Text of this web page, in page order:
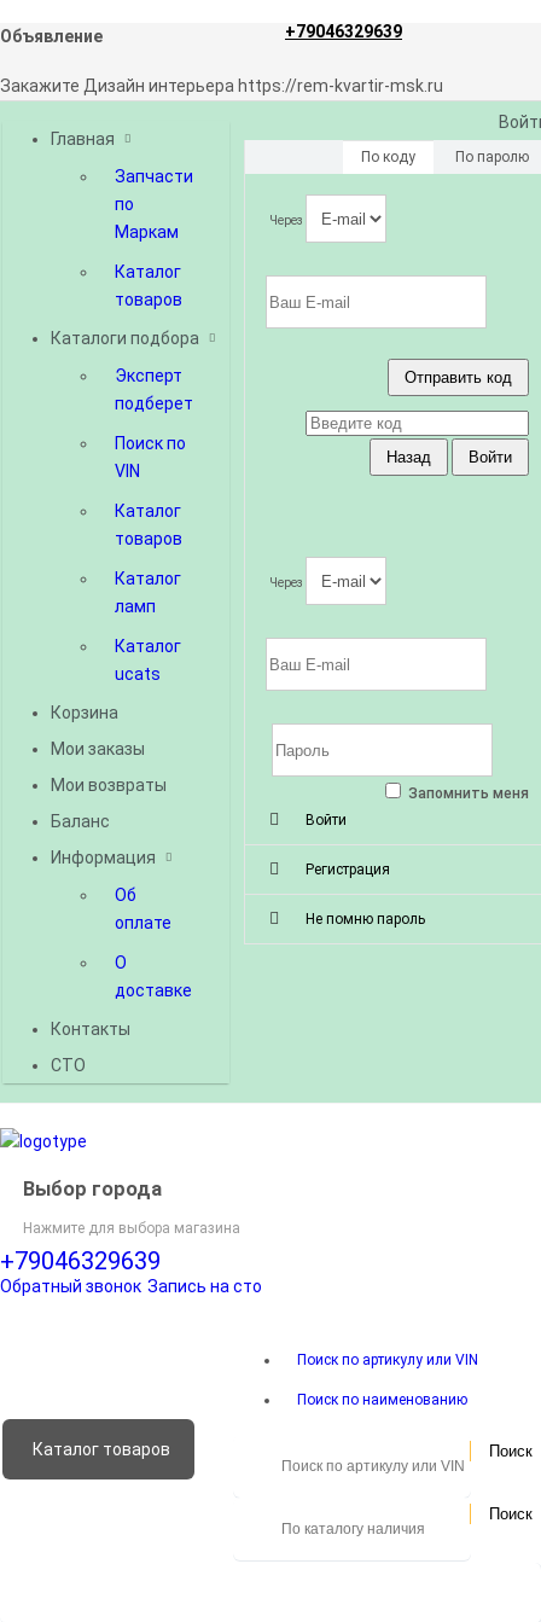
Объявление
Закажите Дизайн интерьера https://rem-kvartir-msk.ru
Главная
Запчасти
по
Маркам
Каталог
товаров
Каталоги подбора
Эксперт
подберет
Поиск по
VIN
Каталог
товаров
Каталог
ламп
Каталог
ucats
Корзина
Мои заказы
Мои возвраты
Баланс
Информация
Об
оплате
О
доставке
Контакты
СТО
По коду По паролю
Через
Через
Запомнить меня
Войти
Регистрация
Не помню пароль
Выбор города
Нажмите для выбора магазина
+79046329639
Обратный звонок Запись на сто
Каталог товаров
Поиск по артикулу или VIN
Поиск по наименованию
Поиск
Поиск
+79046329639